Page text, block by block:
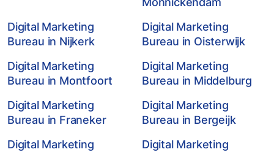
Digital Marketing
Bureau in Nijkerk
Digital Marketing
Bureau in Oisterwijk
Digital Marketing
Bureau in Montfoort
Digital Marketing
Bureau in Middelburg
Digital Marketing
Bureau in Franeker
Digital Marketing
Bureau in Bergeijk
Digital Marketing
Digital Marketing